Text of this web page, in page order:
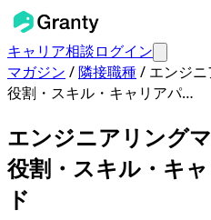
キャリア相談ログイン
マガジン /隣接職種/ エンジ
役割・スキル・キャリアパ…
エンジニアリング
役割・スキル・キ
ド